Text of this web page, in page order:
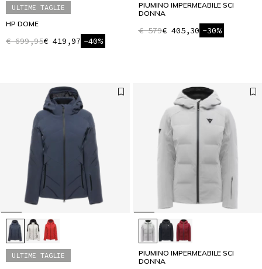
ULTIME TAGLIE
HP DOME
€ 699,95€ 419,97 -40%
PIUMINO IMPERMEABILE SCI
DONNA
€ 579€ 405,30 -30%
ULTIME TAGLIE
PIUMINO IMPERMEABILE SCI
DONNA